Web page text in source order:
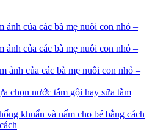
ảnh của các bà mẹ nuôi con nhỏ –
ảnh của các bà mẹ nuôi con nhỏ –
ảnh của các bà mẹ nuôi con nhỏ –
chọn nước tắm gội hay sữa tắm
khuẩn và nấm cho bé bằng cách